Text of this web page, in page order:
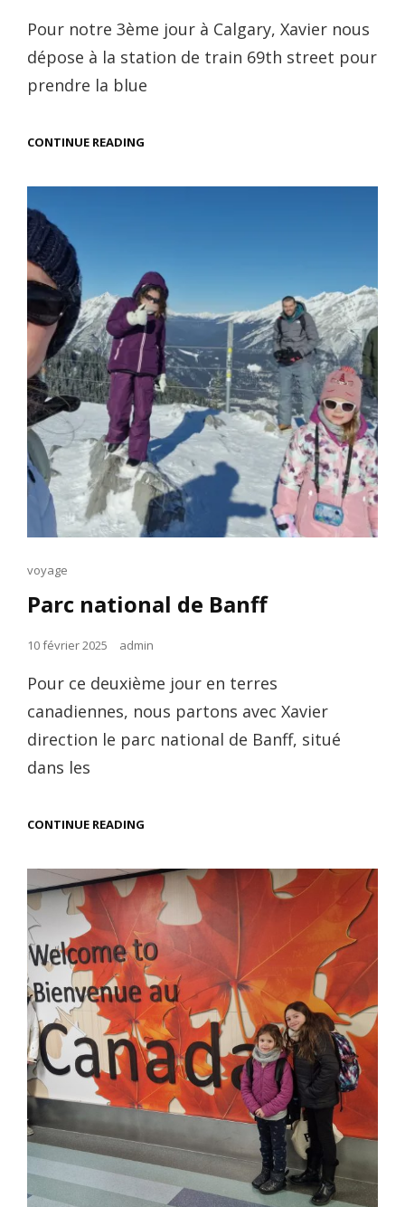
Pour notre 3ème jour à Calgary, Xavier nous
dépose à la station de train 69th street pour
prendre la blue
CONTINUE READING
CALGARIENNES
Cat
voyage
Parc national de Banff
Posted
10 février 2025 admin
Pour ce deuxième jour en terres
canadiennes, nous partons avec Xavier
direction le parc national de Banff, situé
dans les
CONTINUE READING
BANFF